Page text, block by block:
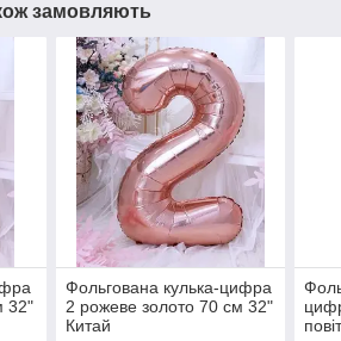
замовляють
32"
Фольгована кулька-цифра
2 рожеве золото 70 см 32"
Китай